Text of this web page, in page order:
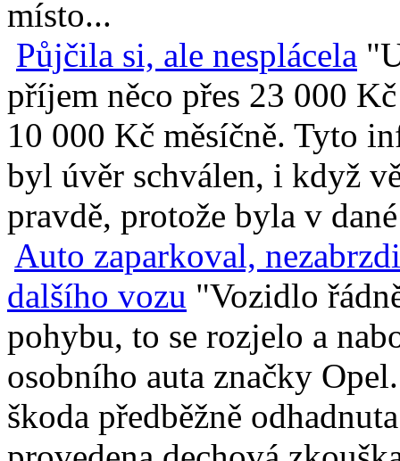
místo...
Půjčila si, ale nesplácela
příjem něco přes 23 000
10 000 Kč měsíčně. Tyto
byl úvěr schválen, i když
pravdě, protože byla v
Auto zaparkoval,
dalšího vozu "Vozidlo
pohybu, to se rozjelo a
osobního auta značky
škoda předběžně